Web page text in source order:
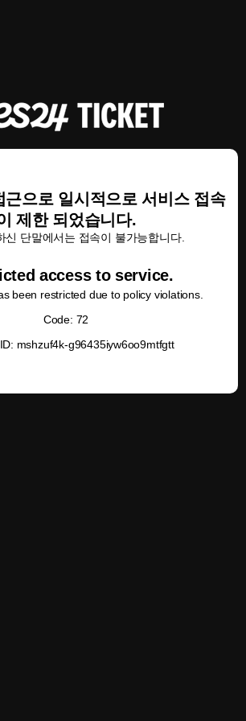
근으로 일시적으로 서비스 접속
제한 되었습니다.
신 단말에서는 접속이 불가능합니다.
access to service.
been restricted due to policy violations.
Code: 72
mshzuf4k-g96435iyw6oo9mtfgtt